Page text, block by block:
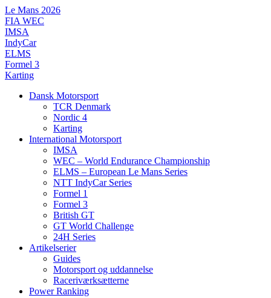
Videre
til
indhold
Le Mans 2026
FIA WEC
IMSA
IndyCar
ELMS
Formel 3
Karting
Dansk Motorsport
TCR Denmark
Nordic 4
Karting
International Motorsport
IMSA
WEC – World Endurance Championship
ELMS – European Le Mans Series
NTT IndyCar Series
Formel 1
Formel 3
British GT
GT World Challenge
24H Series
Artikelserier
Guides
Motorsport og uddannelse
Raceriværksætterne
Power Ranking